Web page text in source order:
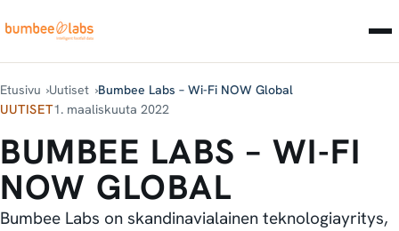
Etusivu Uutiset Bumbee Labs – Wi-Fi NOW Global
UUTISET1. maaliskuuta 2022
BUMBEE LABS – WI-FI
NOW GLOBAL
Bumbee Labs on skandinavialainen teknologiayritys,